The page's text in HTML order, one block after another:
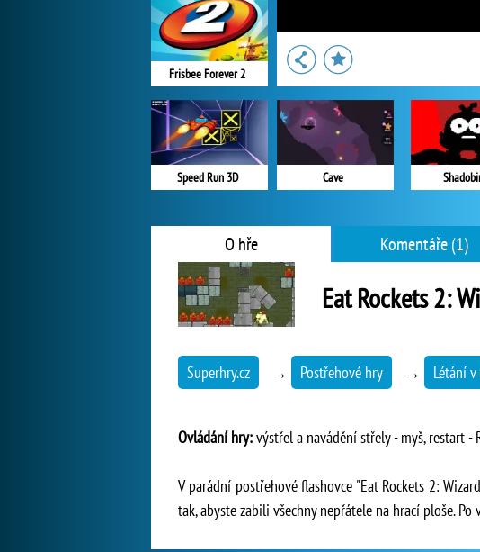
Frisbee Forever 2
Speed Run 3D Cave
O hře Komentáře (1)
Eat Rockets 2:
Superhry.cz → Postřehové hry → Létání
Ovládání hry:výstřel a navádění střely - myš, restart -
V parádní postřehové flashovce "Eat Rockets 2:
tak, abyste zabili všechny nepřátele na hrací ploše.